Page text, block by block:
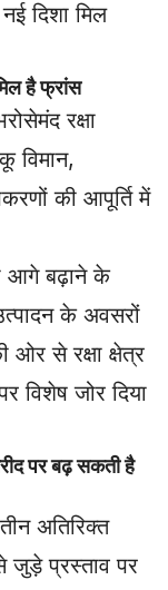
दिशा मिल
है फ्रांस
रक्षा
विमान,
की आपूर्ति में
आगे बढ़ाने के
के अवसरों
ओर से रक्षा क्षेत्र
विशेष जोर दिया
पर बढ़ सकती है
अतिरिक्त
जुड़े प्रस्ताव पर